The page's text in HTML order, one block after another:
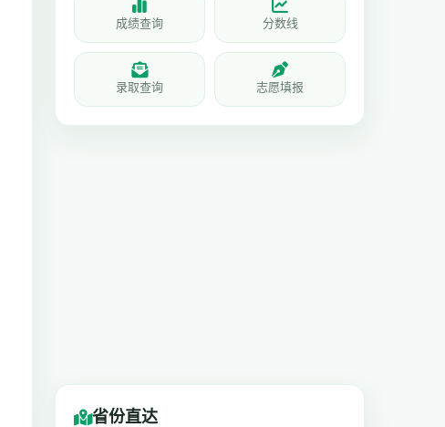
成绩查询 分数线
录取查询 志愿填报
省份直达